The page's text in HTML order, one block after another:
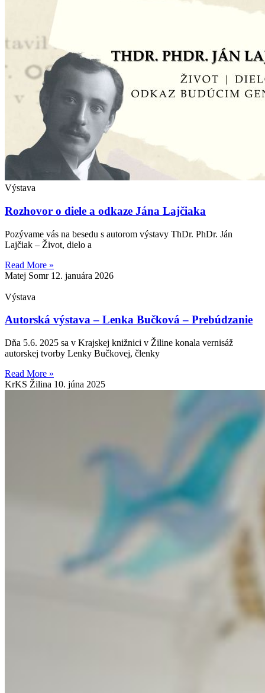
Výstava
Rozhovor o diele a odkaze Jána Lajčiaka
Pozývame vás na besedu s autorom výstavy ThDr. PhDr. Ján
Lajčiak – Život, dielo a
Read More »
Matej Somr 12. januára 2026
Výstava
Autorská výstava – Lenka Bučková – Prebúdzanie
Dňa 5.6. 2025 sa v Krajskej knižnici v Žiline konala vernisáž
autorskej tvorby Lenky Bučkovej, členky
Read More »
KrKS Žilina 10. júna 2025